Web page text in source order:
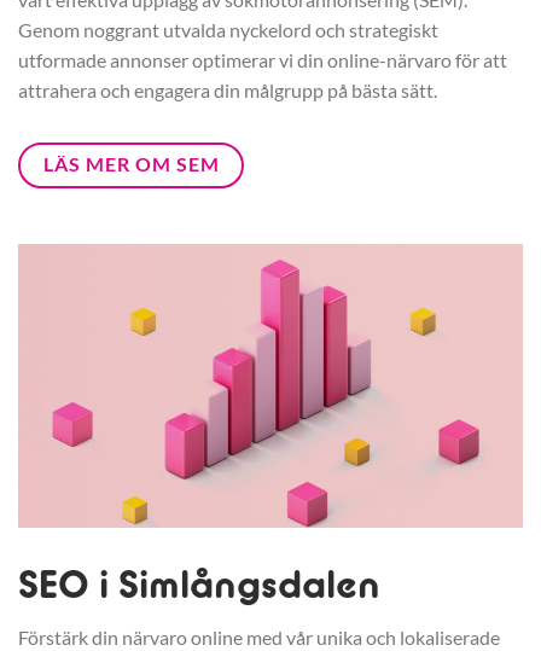
Genom noggrant utvalda nyckelord och strategiskt
utformade annonser optimerar vi din online-närvaro för att
attrahera och engagera din målgrupp på bästa sätt.
LÄS MER OM SEM
SEO i Simlångsdalen
Förstärk din närvaro online med vår unika och lokaliserade